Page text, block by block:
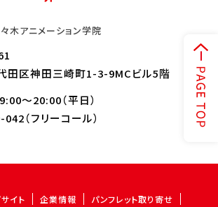
木アニメーション学院
田区神田三崎町1-3-9MCビル5階
～20:00（平日）
042（フリーコール）
イト 企業情報 パンフレット取り寄せ